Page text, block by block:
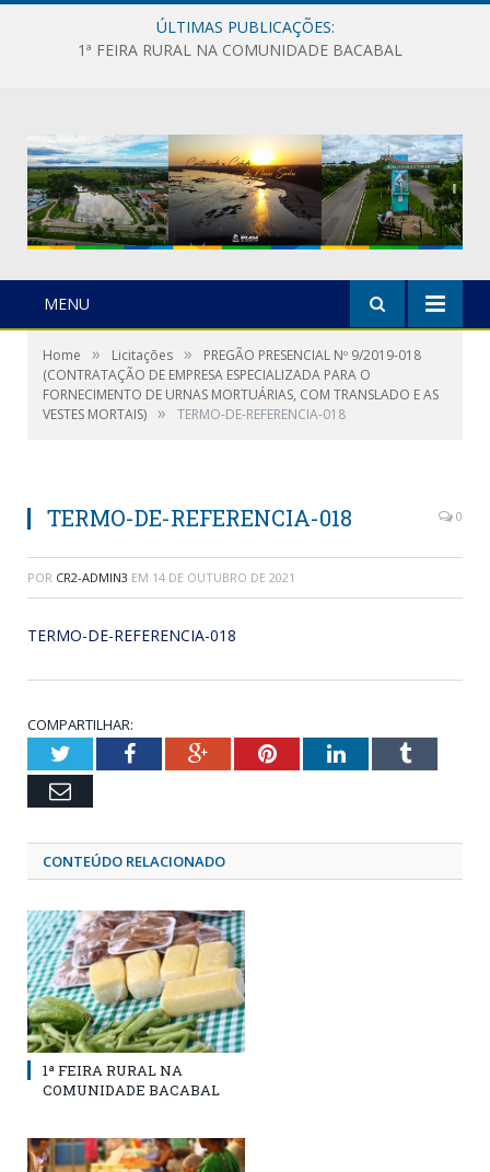
ÚLTIMAS PUBLICAÇÕES:
1ª FEIRA RURAL NA COMUNIDADE BACABAL
MENU
Home » Licitações »
PREGÃO PRESENCIAL Nº 9/2019-018
(CONTRATAÇÃO DE EMPRESA ESPECIALIZADA PARA O
FORNECIMENTO DE URNAS MORTUÁRIAS, COM TRANSLADO E AS
VESTES MORTAIS) » TERMO-DE-REFERENCIA-018
TERMO-DE-REFERENCIA-018 0
POR CR2-ADMIN3 EM 14 DE OUTUBRO DE 2021
TERMO-DE-REFERENCIA-018
COMPARTILHAR:
TwitterFacebookGoogle+PinterestLinkedInTumblr
Email
CONTEÚDO RELACIONADO
1ª FEIRA RURAL NA
COMUNIDADE BACABAL